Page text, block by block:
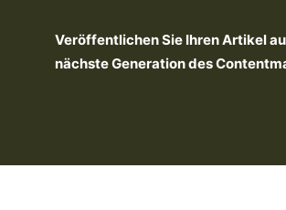
Veröffentlichen Sie Ihren Artikel
nächste Generation des